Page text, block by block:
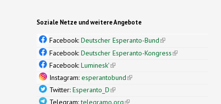
Soziale Netze und weitere Angebote
Facebook: Deutscher Esperanto-Bund(link is
external)
Facebook: Deutscher Esperanto-Kongress(link is
Facebook: Luminesk'(link is external)
Instagram: esperantobund(link is external)
Twitter: Esperanto_D(link is external)
Telegram:telegramo.org(link is external)